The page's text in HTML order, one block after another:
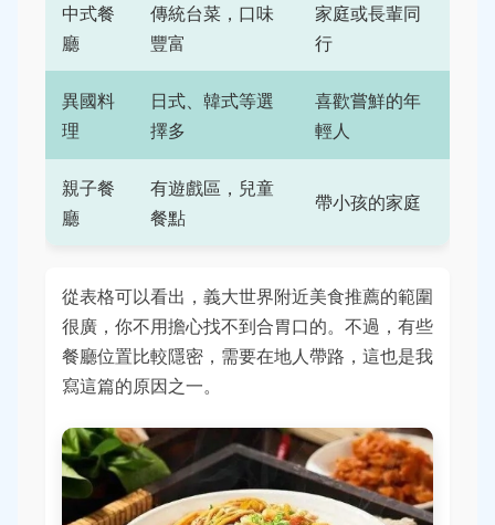
中式餐
廳
傳統台菜，口味
豐富
家庭或長輩同
行
異國料
理
日式、韓式等選
擇多
喜歡嘗鮮的年
輕人
親子餐
廳
有遊戲區，兒童
餐點
帶小孩的家庭
從表格可以看出，義大世界附近美食推薦的範圍
很廣，你不用擔心找不到合胃口的。不過，有些
餐廳位置比較隱密，需要在地人帶路，這也是我
寫這篇的原因之一。